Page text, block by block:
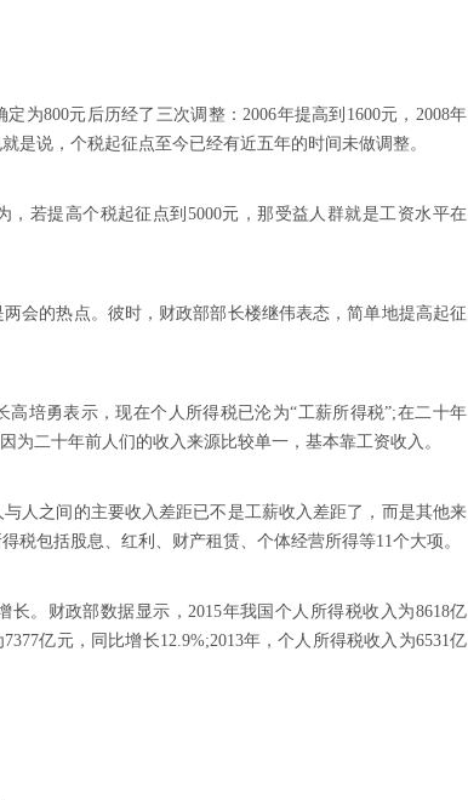
800元后历经了三次调整：2006年提高到1600元，2008年
是说，个税起征点至今已经有近五年的时间未做调整。
若提高个税起征点到5000元，那受益人群就是工资水平在
的热点。彼时，财政部部长楼继伟表态，简单地提高起征
培勇表示，现在个人所得税已沦为“工薪所得税”;在二十年
为二十年前人们的收入来源比较单一，基本靠工资收入。
之间的主要收入差距已不是工薪收入差距了，而是其他来
税包括股息、红利、财产租赁、个体经营所得等11个大项。
。财政部数据显示，2015年我国个人所得税收入为8618亿
亿元，同比增长12.9%;2013年，个人所得税收入为6531亿